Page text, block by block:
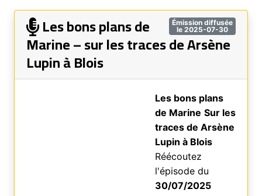
Émission diffusée
le 2025-07-30
Les bons plans de
Marine – sur les traces de Arsène
Lupin à Blois
Les bons plans
de Marine Sur les
traces de Arsène
Lupin à Blois
Réécoutez
l'épisode du
30/07/2025